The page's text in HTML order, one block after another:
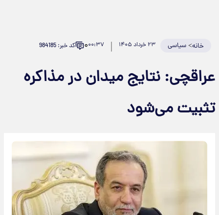
خانه>سیاسی ۲۳ خرداد ۱۴۰۵ ۰۰:۳۷۰ کد خبر: 984185
عراقچی: نتایج میدان در مذاکره
تثبیت می‌شود